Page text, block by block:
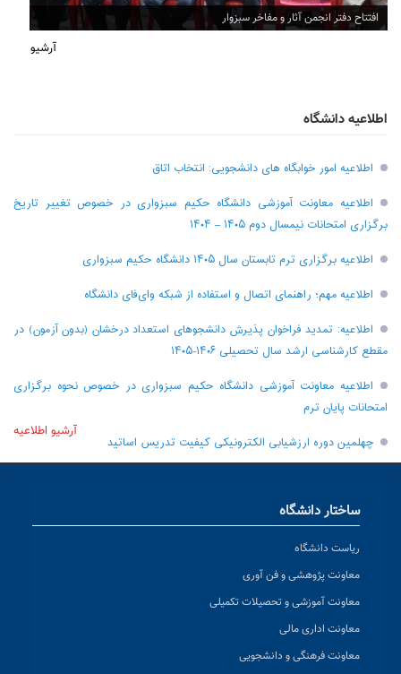
افتتاح دفتر انجمن آثار و مفاخر سبزوار
آرشیو
اطلاعیه دانشگاه
اطلاعیه امور خوابگاه های دانشجویی: انتخاب اتاق
اطلاعیه معاونت آموزشی دانشگاه حکیم سبزواری در خصوص تغییر تاریخ
برگزاری امتحانات نیمسال دوم ۱۴۰۵ – ۱۴۰۴
اطلاعیه برگزاری ترم تابستان سال ۱۴۰۵ دانشگاه حکیم سبزواری
اطلاعیه مهم؛ راهنمای اتصال و استفاده از شبکه وای‌فای دانشگاه
اطلاعیه: تمدید فراخوان پذیرش دانشجو‌های استعداد درخشان (بدون آزمون) در
مقطع کارشناسی ارشد سال تحصیلی ۱۴۰۶-۱۴۰۵
اطلاعیه معاونت آموزشی دانشگاه حکیم سبزواری در خصوص نحوه برگزاری
امتحانات پایان ترم
چهلمین دوره ارزشیابی الکترونیکی کیفیت تدریس اساتید
آرشیو اطلاعیه
ساختار دانشگاه
ریاست دانشگاه
معاونت پژوهشی و فن آوری
معاونت آموزشی و تحصیلات تکمیلی
معاونت اداری مالی
معاونت فرهنگی و دانشجویی